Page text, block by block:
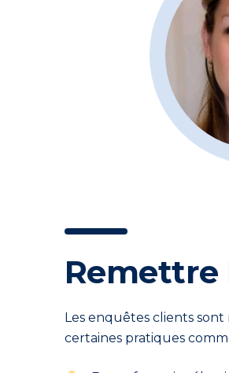
Remettre
Les enquêtes clients
certaines pratiques